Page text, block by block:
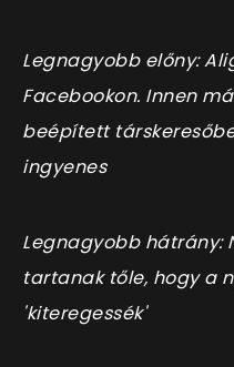
Legnagyobb előny:
Facebookon. Innen
beépített
ingyenes
Legnagyobb hátrány:
tartanak tőle, hogy a
'kiteregessék'